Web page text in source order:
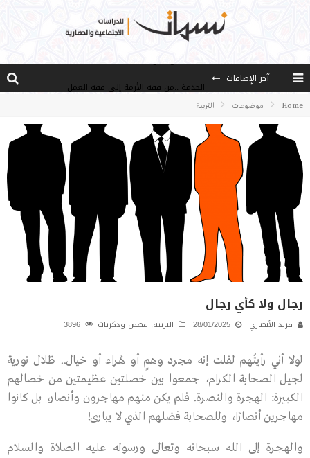
آخر الإضافات
مصادر العلم وسببه
مدارس كولن: التعليم بوصفه مشروعًا لبناء الإنسان والمجتمع
هذا النهج نهج أصيل
Home موضوعات التربية
رجال ولا كأي رجال
فريد الأنصاري 28/01/2025 التربية, قصص وذكريات
لولا أني رأيتُهم لقلت إنه مجرد وهمٍ أو هُراء أو خيال.. ظلال نورية
لجيل الصحابة الكرام، جمعوا بين خصلتين عظيمتين من خصالهم
الكبيرة: الهجرة والنصرة. فلم يكن منهم مهاجرون وأنصار، بل كانوا
مهاجرين أنصارًا، وللصحابة فضلهم الذي لا يبارى!
والهجرة إلى الله سبحانه وتعالى ورسوله عليه الصلاة والسلام